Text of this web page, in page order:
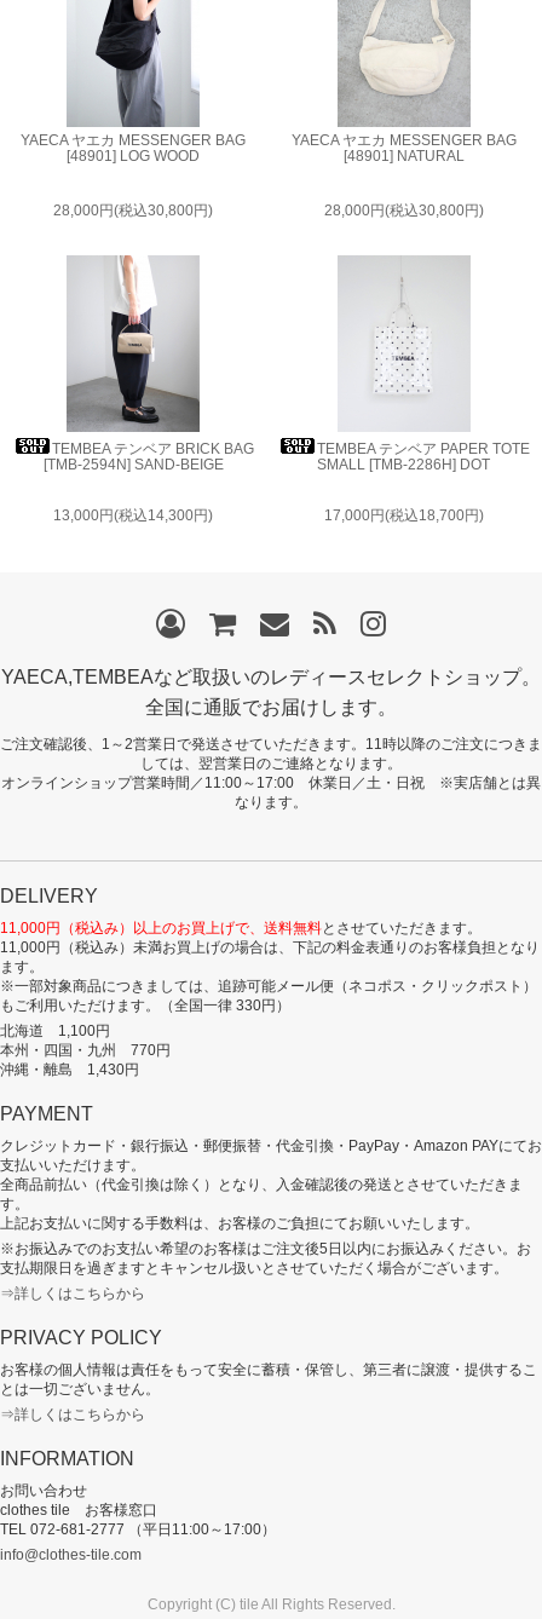
YAECA ヤエカ MESSENGER BAG
[48901] LOG WOOD
28,000円(税込30,800円)
YAECA ヤエカ MESSENGER BAG
[48901] NATURAL
28,000円(税込30,800円)
TEMBEA テンベア BRICK BAG
[TMB-2594N] SAND-BEIGE
13,000円(税込14,300円)
TEMBEA テンベア PAPER TOTE
SMALL [TMB-2286H] DOT
17,000円(税込18,700円)
YAECA,TEMBEAなど取扱いのレディースセレクトショップ。
全国に通販でお届けします。
ご注文確認後、1～2営業日で発送させていただきます。11時以降のご注文につきま
しては、翌営業日のご連絡となります。
オンラインショップ営業時間／11:00～17:00 休業日／土・日祝 ※実店舗とは異
なります。
DELIVERY
11,000円（税込み）以上のお買上げで、送料無料とさせていただきます。
11,000円（税込み）未満お買上げの場合は、下記の料金表通りのお客様負担となり
ます。
※一部対象商品につきましては、追跡可能メール便（ネコポス・クリックポスト）
もご利用いただけます。（全国一律 330円）
北海道 1,100円
本州・四国・九州 770円
沖縄・離島 1,430円
PAYMENT
クレジットカード・銀行振込・郵便振替・代金引換・PayPay・Amazon PAYにてお
支払いいただけます。
全商品前払い（代金引換は除く）となり、入金確認後の発送とさせていただきま
す。
上記お支払いに関する手数料は、お客様のご負担にてお願いいたします。
※お振込みでのお支払い希望のお客様はご注文後5日以内にお振込みください。お
支払期限日を過ぎますとキャンセル扱いとさせていただく場合がございます。
⇒詳しくはこちらから
PRIVACY POLICY
お客様の個人情報は責任をもって安全に蓄積・保管し、第三者に譲渡・提供するこ
とは一切ございません。
⇒詳しくはこちらから
INFORMATION
お問い合わせ
clothes tile お客様窓口
TEL 072-681-2777 （平日11:00～17:00）
info@clothes-tile.com
Copyright (C) tile All Rights Reserved.